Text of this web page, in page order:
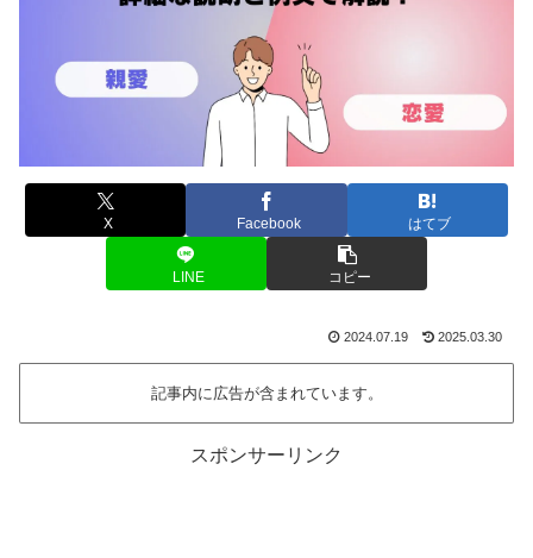
X Facebook はてブ
LINE コピー
2024.07.19 2025.03.30
記事内に広告が含まれています。
スポンサーリンク